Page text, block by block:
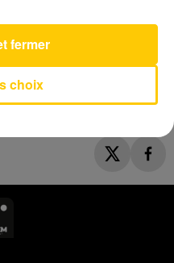
Me
choix
fermer